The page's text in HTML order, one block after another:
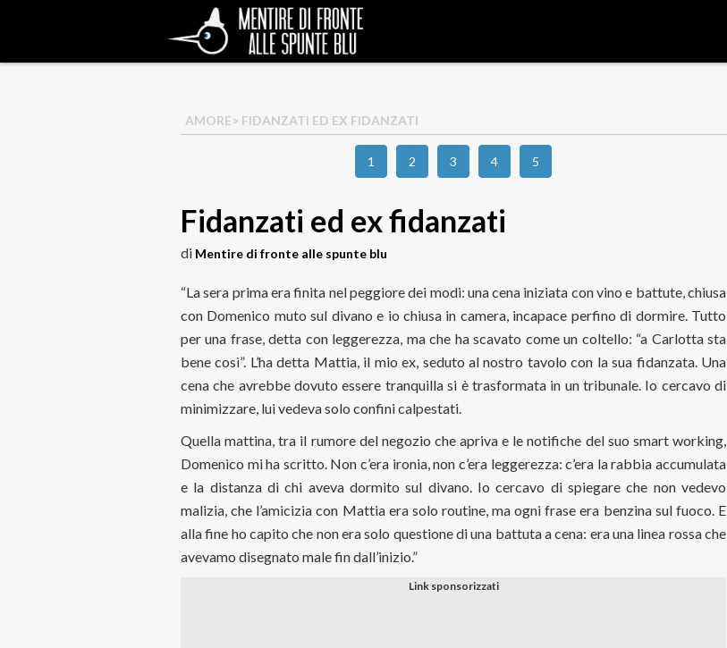
AMORE> FIDANZATI ED EX FIDANZATI
1 2 3 4 5
Fidanzati ed ex fidanzati
di Mentire di fronte alle spunte blu
“La sera prima era finita nel peggiore dei modi: una cena iniziata con vino e battute, chiusa
con Domenico muto sul divano e io chiusa in camera, incapace perfino di dormire. Tutto
per una frase, detta con leggerezza, ma che ha scavato come un coltello: “a Carlotta sta
bene così”. L’ha detta Mattia, il mio ex, seduto al nostro tavolo con la sua fidanzata. Una
cena che avrebbe dovuto essere tranquilla si è trasformata in un tribunale. Io cercavo di
minimizzare, lui vedeva solo confini calpestati.
Quella mattina, tra il rumore del negozio che apriva e le notifiche del suo smart working,
Domenico mi ha scritto. Non c’era ironia, non c’era leggerezza: c’era la rabbia accumulata
e la distanza di chi aveva dormito sul divano. Io cercavo di spiegare che non vedevo
malizia, che l’amicizia con Mattia era solo routine, ma ogni frase era benzina sul fuoco. E
alla fine ho capito che non era solo questione di una battuta a cena: era una linea rossa che
avevamo disegnato male fin dall’inizio.”